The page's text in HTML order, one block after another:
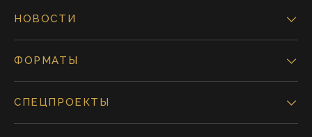
НОВОСТИ
ФОРМАТЫ
СПЕЦПРОЕКТЫ